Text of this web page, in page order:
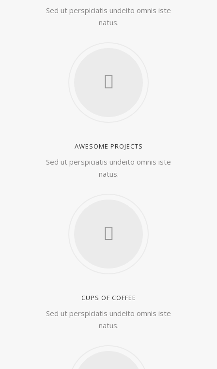
Sed ut perspiciatis undeito omnis iste
natus.
AWESOME PROJECTS
Sed ut perspiciatis undeito omnis iste
natus.
CUPS OF COFFEE
Sed ut perspiciatis undeito omnis iste
natus.